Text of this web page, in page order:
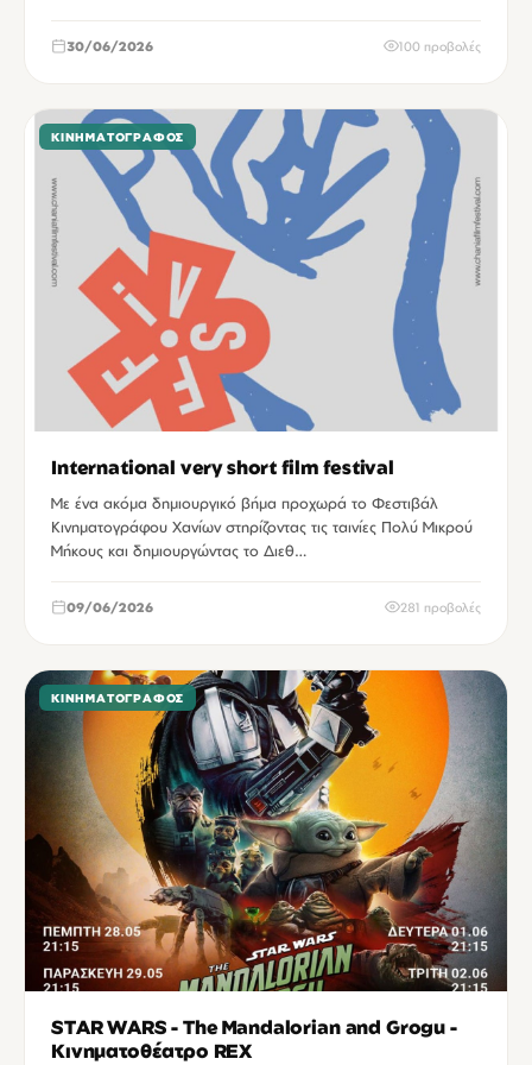
30/06/2026 100 προβολές
ΚΙΝΗΜΑΤΟΓΡΆΦΟΣ
International very short film festival
Με ένα ακόμα δημιουργικό βήμα προχωρά το Φεστιβάλ
Κινηματογράφου Χανίων στηρίζοντας τις ταινίες Πολύ Μικρού
Μήκους και δημιουργώντας το Διεθ…
09/06/2026 281 προβολές
ΚΙΝΗΜΑΤΟΓΡΆΦΟΣ
STAR WARS - The Mandalorian and Grogu -
Κινηματοθέατρο REX